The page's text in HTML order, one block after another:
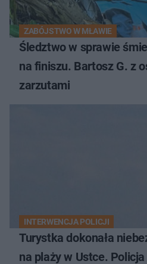
ZABÓJSTWO W MŁAWIE
Śledztwo w sprawie
na finiszu. Bartosz G. z
zarzutami
INTERWENCJA POLICJI
Turystka dokonała
na plaży w Ustce.